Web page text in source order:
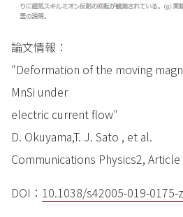
論文情報：
″Deformation of the moving
MnSi under
electric current flow″
D. Okuyama,T. J. Sato , et al.
Communications Physics2,
DOI： 10.1038/s42005-019-0175-z